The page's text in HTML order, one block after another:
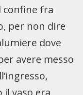
confine fra
per non dire
dove
avere messo
il vaso era